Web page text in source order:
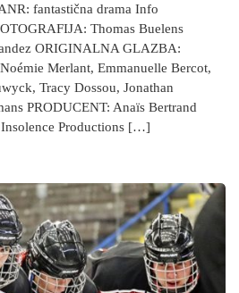
fantastična drama Info
Thomas Buelens
ORIGINALNA GLAZBA:
Merlant, Emmanuelle Bercot,
Tracy Dossou, Jonathan
PRODUCENT: Anaïs Bertrand
Productions […]